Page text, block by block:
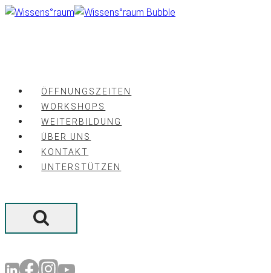
Zum
ÖFFNUNGSZEITEN
WORKSHOPS
WEITERBILDUNG
ÜBER UNS
KONTAKT
UNTERSTÜTZEN